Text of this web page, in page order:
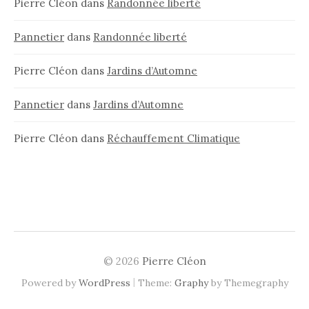
Pierre Cléon dans Randonnée liberté
Pannetier dans Randonnée liberté
Pierre Cléon dans Jardins d’Automne
Pannetier dans Jardins d’Automne
Pierre Cléon dans Réchauffement Climatique
© 2026 Pierre Cléon
Powered byWordPress | Theme: Graphyby Themegraphy